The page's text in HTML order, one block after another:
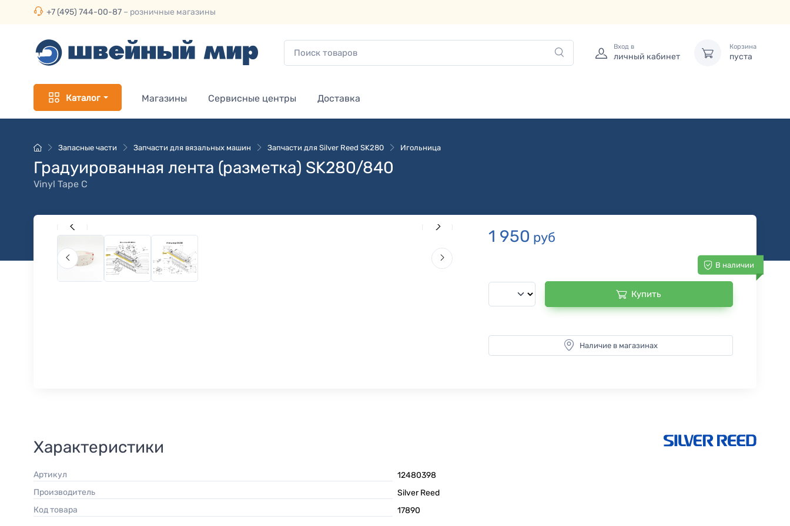
+7 (495) 744-00-87 – розничные магазины
Вход в
личный кабинет
Корзина
пуста
Каталог Магазины Сервисные центры Доставка
Запасные части Запчасти для вязальных машин Запчасти для Silver Reed SK280 Игольница
Градуированная лента (разметка) SK280/840
Vinyl Tape C
1 950 руб
В наличии
Купить
Наличие в магазинах
Характеристики
Артикул
12480398
Производитель
Silver Reed
Код товара
17890